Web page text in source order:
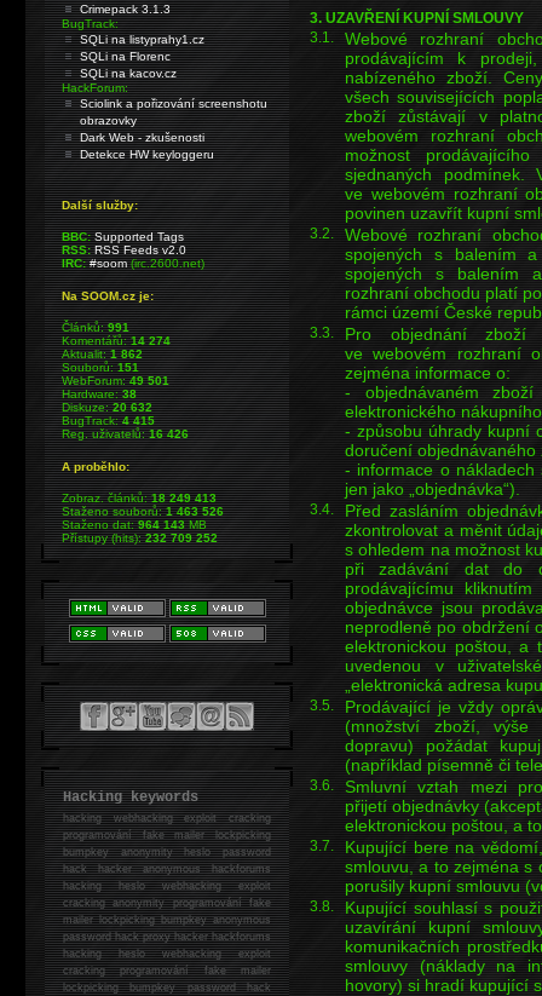
3. UZAVŘENÍ KUPNÍ SMLOUVY
3.1.
Webové rozhraní
prodávajícím k
nabízeného zboží.
všech souvisejících
zboží zůstávají v
webovém rozhraní
možnost
sjednaných podmínek.
ve webovém rozhraní
povinen uzavřít kupní
3.2.
Webové rozhraní
spojených s balením
spojených s balením
rozhraní obchodu platí
rámci území České
3.3.
Pro objednání zboží
ve webovém rozhraní
zejména informace o:
- objednávaném
elektronického
- způsobu úhrady kupní
doručení objednávaného
- informace o
jen jako „objednávka“).
3.4.
Před zasláním
zkontrolovat a měnit
s ohledem na možnost
při zadávání dat do
prodávajícímu
objednávce jsou
neprodleně po obdržení
elektronickou poštou, a
uvedenou v
„elektronická adresa
3.5.
Prodávající je vždy
(množství zboží, výše
dopravu) požádat
(například písemně či
3.6.
Smluvní vztah mezi
přijetí objednávky
elektronickou poštou, a
3.7.
Kupující bere na
smlouvu, a to zejména s
porušily kupní smlouvu
3.8.
Kupující souhlasí s
uzavírání kupní
komunikačních
smlouvy (náklady na
hovory) si hradí kupující
Crimepack 3.1.3
BugTrack:
SQLi na listyprahy1.cz
SQLi na Florenc
SQLi na kacov.cz
HackForum:
Sciolink a pořizování screenshotu
obrazovky
Dark Web - zkušenosti
Detekce HW keyloggeru
Další služby:
BBC: Supported Tags
RSS: RSS Feeds v2.0
IRC: #soom(irc.2600.net)
Na SOOM.cz je:
Článků:991
Komentářů:14 274
Aktualit:1 862
Souborů:151
WebForum:49 501
Hardware:38
Diskuze:20 632
BugTrack:4 415
Reg. uživatelů:16 426
A proběhlo:
Zobraz. článků:18 249 413
Staženo souborů:1 463 526
Staženo dat:964 143MB
Přístupy (hits):232 709 252
Hacking keywords
hackingwebhacking exploit cracking
programování fake mailer lockpicking
bumpkey anonymity heslo password
hackhacker anonymous hackforums
hackingheslo webhacking exploit
cracking anonymity programování fake
mailer lockpicking bumpkey anonymous
password hack proxy hacker hackforums
hacking heslo webhacking exploit
cracking programování fake mailer
lockpicking bumpkey password hack